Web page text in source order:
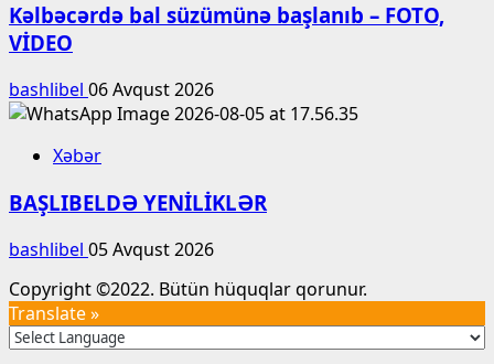
Kəlbəcərdə bal süzümünə başlanıb – FOTO,
VİDEO
bashlibel 06 Avqust 2026
Xəbər
BAŞLIBELDƏ YENİLİKLƏR
bashlibel 05 Avqust 2026
Copyright ©2022. Bütün hüquqlar qorunur.
Translate »